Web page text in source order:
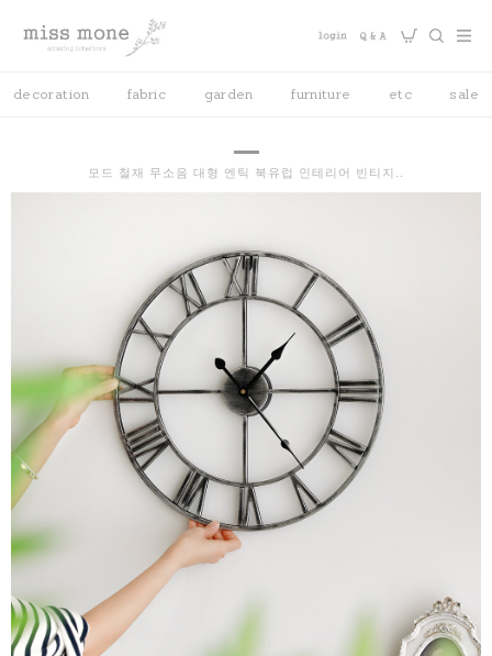
decoration fabric garden furniture etc sale
모드 철재 무소음 대형 엔틱 북유럽 인테리어 빈티지..